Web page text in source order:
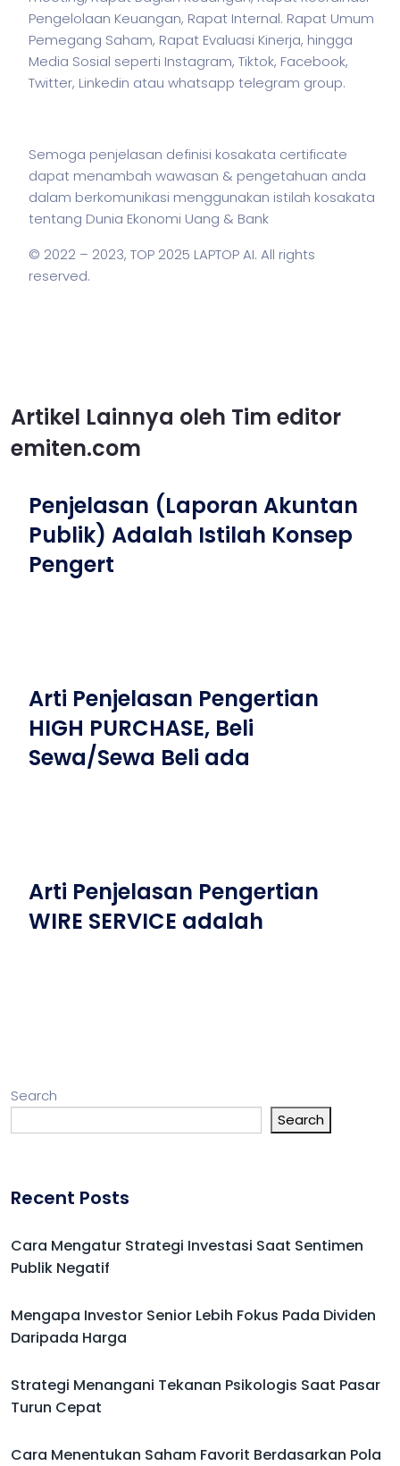
Pengelolaan Keuangan, Rapat Internal. Rapat Umum
Pemegang Saham, Rapat Evaluasi Kinerja, hingga
Media Sosial seperti Instagram, Tiktok, Facebook,
Twitter, Linkedin atau whatsapp telegram group.
Semoga penjelasan definisi kosakata certificate
dapat menambah wawasan & pengetahuan anda
dalam berkomunikasi menggunakan istilah kosakata
tentang Dunia Ekonomi Uang & Bank
© 2022 – 2023, TOP 2025 LAPTOP AI. All rights
reserved.
Artikel Lainnya oleh Tim editor
emiten.com
Penjelasan (Laporan Akuntan
Publik) Adalah Istilah Konsep
Pengert
Arti Penjelasan Pengertian
HIGH PURCHASE, Beli
Sewa/Sewa Beli ada
Arti Penjelasan Pengertian
WIRE SERVICE adalah
Search
Search
Recent Posts
Cara Mengatur Strategi Investasi Saat Sentimen
Publik Negatif
Mengapa Investor Senior Lebih Fokus Pada Dividen
Daripada Harga
Strategi Menangani Tekanan Psikologis Saat Pasar
Turun Cepat
Cara Menentukan Saham Favorit Berdasarkan Pola